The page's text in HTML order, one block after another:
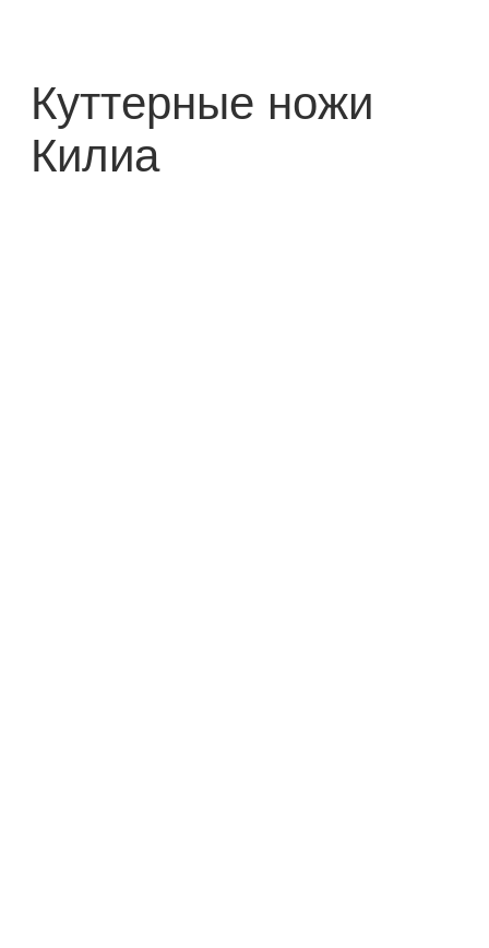
Куттерные ножи
Килиа